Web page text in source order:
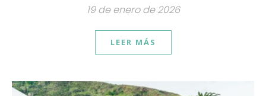
19 de enero de 2026
LEER MÁS